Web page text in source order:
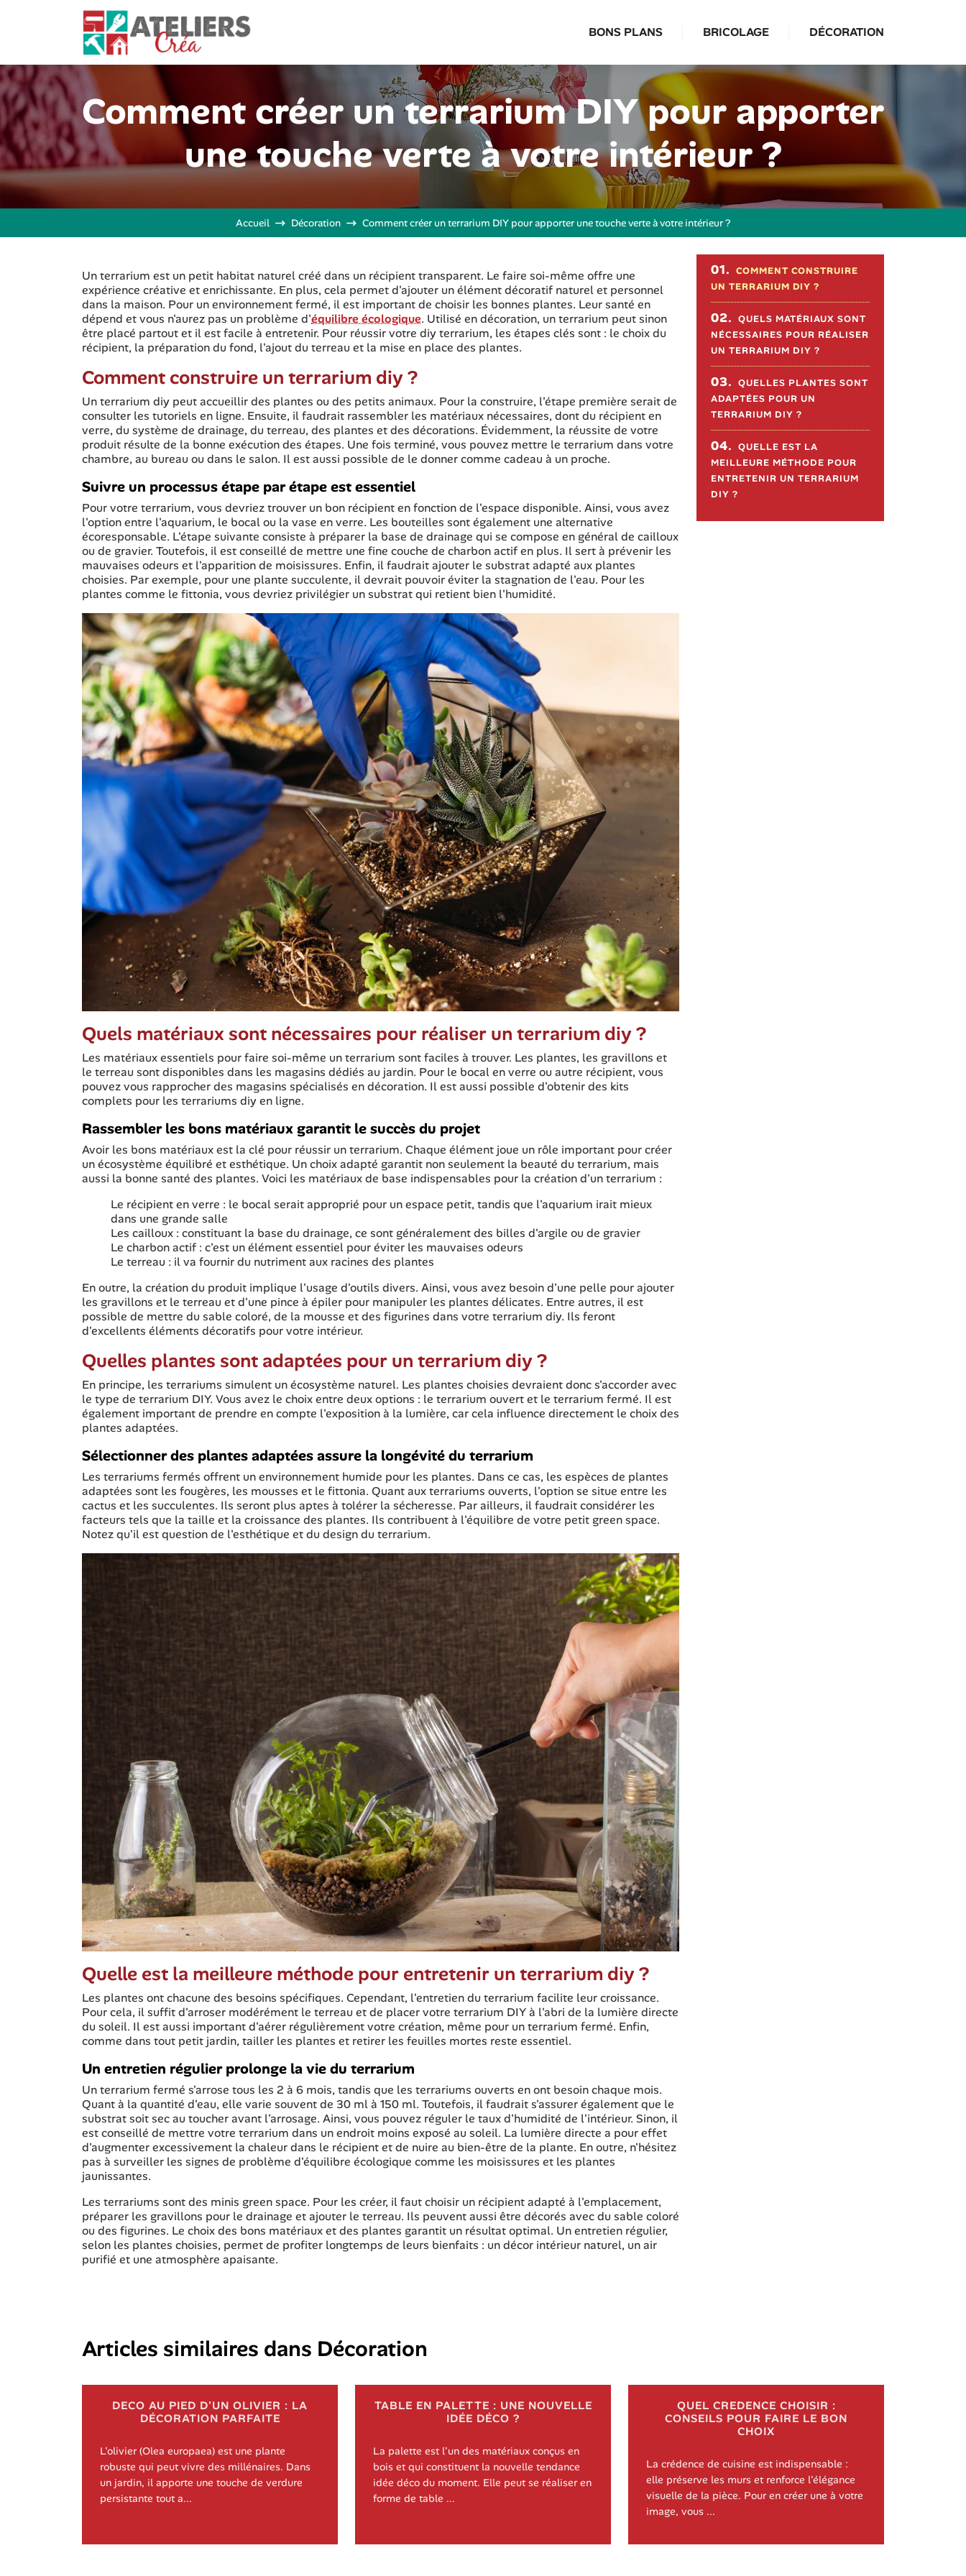
BONS PLANS BRICOLAGE DÉCORATION
Comment créer un terrarium DIY pour apporter
une touche verte à votre intérieur ?
Accueil Décoration Comment créer un terrarium DIY pour apporter une touche verte à votre intérieur ?
Un terrarium est un petit habitat naturel créé dans un récipient transparent. Le faire soi-même offre une
expérience créative et enrichissante. En plus, cela permet d'ajouter un élément décoratif naturel et personnel
dans la maison. Pour un environnement fermé, il est important de choisir les bonnes plantes. Leur santé en
dépend et vous n'aurez pas un problème d'équilibre écologique. Utilisé en décoration, un terrarium peut sinon
être placé partout et il est facile à entretenir. Pour réussir votre diy terrarium, les étapes clés sont : le choix du
récipient, la préparation du fond, l'ajout du terreau et la mise en place des plantes.
Comment construire un terrarium diy ?
Un terrarium diy peut accueillir des plantes ou des petits animaux. Pour la construire, l'étape première serait de
consulter les tutoriels en ligne. Ensuite, il faudrait rassembler les matériaux nécessaires, dont du récipient en
verre, du système de drainage, du terreau, des plantes et des décorations. Évidemment, la réussite de votre
produit résulte de la bonne exécution des étapes. Une fois terminé, vous pouvez mettre le terrarium dans votre
chambre, au bureau ou dans le salon. Il est aussi possible de le donner comme cadeau à un proche.
Suivre un processus étape par étape est essentiel
Pour votre terrarium, vous devriez trouver un bon récipient en fonction de l'espace disponible. Ainsi, vous avez
l'option entre l'aquarium, le bocal ou la vase en verre. Les bouteilles sont également une alternative
écoresponsable. L'étape suivante consiste à préparer la base de drainage qui se compose en général de cailloux
ou de gravier. Toutefois, il est conseillé de mettre une fine couche de charbon actif en plus. Il sert à prévenir les
mauvaises odeurs et l'apparition de moisissures. Enfin, il faudrait ajouter le substrat adapté aux plantes
choisies. Par exemple, pour une plante succulente, il devrait pouvoir éviter la stagnation de l'eau. Pour les
plantes comme le fittonia, vous devriez privilégier un substrat qui retient bien l'humidité.
Quels matériaux sont nécessaires pour réaliser un terrarium diy ?
Les matériaux essentiels pour faire soi-même un terrarium sont faciles à trouver. Les plantes, les gravillons et
le terreau sont disponibles dans les magasins dédiés au jardin. Pour le bocal en verre ou autre récipient, vous
pouvez vous rapprocher des magasins spécialisés en décoration. Il est aussi possible d'obtenir des kits
complets pour les terrariums diy en ligne.
Rassembler les bons matériaux garantit le succès du projet
Avoir les bons matériaux est la clé pour réussir un terrarium. Chaque élément joue un rôle important pour créer
un écosystème équilibré et esthétique. Un choix adapté garantit non seulement la beauté du terrarium, mais
aussi la bonne santé des plantes. Voici les matériaux de base indispensables pour la création d'un terrarium :
Le récipient en verre : le bocal serait approprié pour un espace petit, tandis que l'aquarium irait mieux
dans une grande salle
Les cailloux : constituant la base du drainage, ce sont généralement des billes d'argile ou de gravier
Le charbon actif : c'est un élément essentiel pour éviter les mauvaises odeurs
Le terreau : il va fournir du nutriment aux racines des plantes
En outre, la création du produit implique l'usage d'outils divers. Ainsi, vous avez besoin d'une pelle pour ajouter
les gravillons et le terreau et d'une pince à épiler pour manipuler les plantes délicates. Entre autres, il est
possible de mettre du sable coloré, de la mousse et des figurines dans votre terrarium diy. Ils feront
d'excellents éléments décoratifs pour votre intérieur.
Quelles plantes sont adaptées pour un terrarium diy ?
En principe, les terrariums simulent un écosystème naturel. Les plantes choisies devraient donc s'accorder avec
le type de terrarium DIY. Vous avez le choix entre deux options : le terrarium ouvert et le terrarium fermé. Il est
également important de prendre en compte l'exposition à la lumière, car cela influence directement le choix des
plantes adaptées.
Sélectionner des plantes adaptées assure la longévité du terrarium
Les terrariums fermés offrent un environnement humide pour les plantes. Dans ce cas, les espèces de plantes
adaptées sont les fougères, les mousses et le fittonia. Quant aux terrariums ouverts, l'option se situe entre les
cactus et les succulentes. Ils seront plus aptes à tolérer la sécheresse. Par ailleurs, il faudrait considérer les
facteurs tels que la taille et la croissance des plantes. Ils contribuent à l'équilibre de votre petit green space.
Notez qu'il est question de l'esthétique et du design du terrarium.
Quelle est la meilleure méthode pour entretenir un terrarium diy ?
Les plantes ont chacune des besoins spécifiques. Cependant, l'entretien du terrarium facilite leur croissance.
Pour cela, il suffit d'arroser modérément le terreau et de placer votre terrarium DIY à l'abri de la lumière directe
du soleil. Il est aussi important d'aérer régulièrement votre création, même pour un terrarium fermé. Enfin,
comme dans tout petit jardin, tailler les plantes et retirer les feuilles mortes reste essentiel.
Un entretien régulier prolonge la vie du terrarium
Un terrarium fermé s'arrose tous les 2 à 6 mois, tandis que les terrariums ouverts en ont besoin chaque mois.
Quant à la quantité d'eau, elle varie souvent de 30 ml à 150 ml. Toutefois, il faudrait s'assurer également que le
substrat soit sec au toucher avant l'arrosage. Ainsi, vous pouvez réguler le taux d'humidité de l'intérieur. Sinon, il
est conseillé de mettre votre terrarium dans un endroit moins exposé au soleil. La lumière directe a pour effet
d'augmenter excessivement la chaleur dans le récipient et de nuire au bien-être de la plante. En outre, n'hésitez
pas à surveiller les signes de problème d'équilibre écologique comme les moisissures et les plantes
jaunissantes.
Les terrariums sont des minis green space. Pour les créer, il faut choisir un récipient adapté à l'emplacement,
préparer les gravillons pour le drainage et ajouter le terreau. Ils peuvent aussi être décorés avec du sable coloré
ou des figurines. Le choix des bons matériaux et des plantes garantit un résultat optimal. Un entretien régulier,
selon les plantes choisies, permet de profiter longtemps de leurs bienfaits : un décor intérieur naturel, un air
purifié et une atmosphère apaisante.
Sommaire de l'article
01. COMMENT CONSTRUIRE
UN TERRARIUM DIY ?
02. QUELS MATÉRIAUX SONT
NÉCESSAIRES POUR RÉALISER
UN TERRARIUM DIY ?
03. QUELLES PLANTES SONT
ADAPTÉES POUR UN
TERRARIUM DIY ?
04. QUELLE EST LA
MEILLEURE MÉTHODE POUR
ENTRETENIR UN TERRARIUM
DIY ?
Articles similaires dans Décoration
DECO AU PIED D'UN OLIVIER : LA
DÉCORATION PARFAITE
L'olivier (Olea europaea) est une plante
robuste qui peut vivre des millénaires. Dans
un jardin, il apporte une touche de verdure
persistante tout a...
TABLE EN PALETTE : UNE NOUVELLE
IDÉE DÉCO ?
La palette est l'un des matériaux conçus en
bois et qui constituent la nouvelle tendance
idée déco du moment. Elle peut se réaliser en
forme de table ...
QUEL CREDENCE CHOISIR :
CONSEILS POUR FAIRE LE BON
CHOIX
La crédence de cuisine est indispensable :
elle préserve les murs et renforce l'élégance
visuelle de la pièce. Pour en créer une à votre
image, vous ...